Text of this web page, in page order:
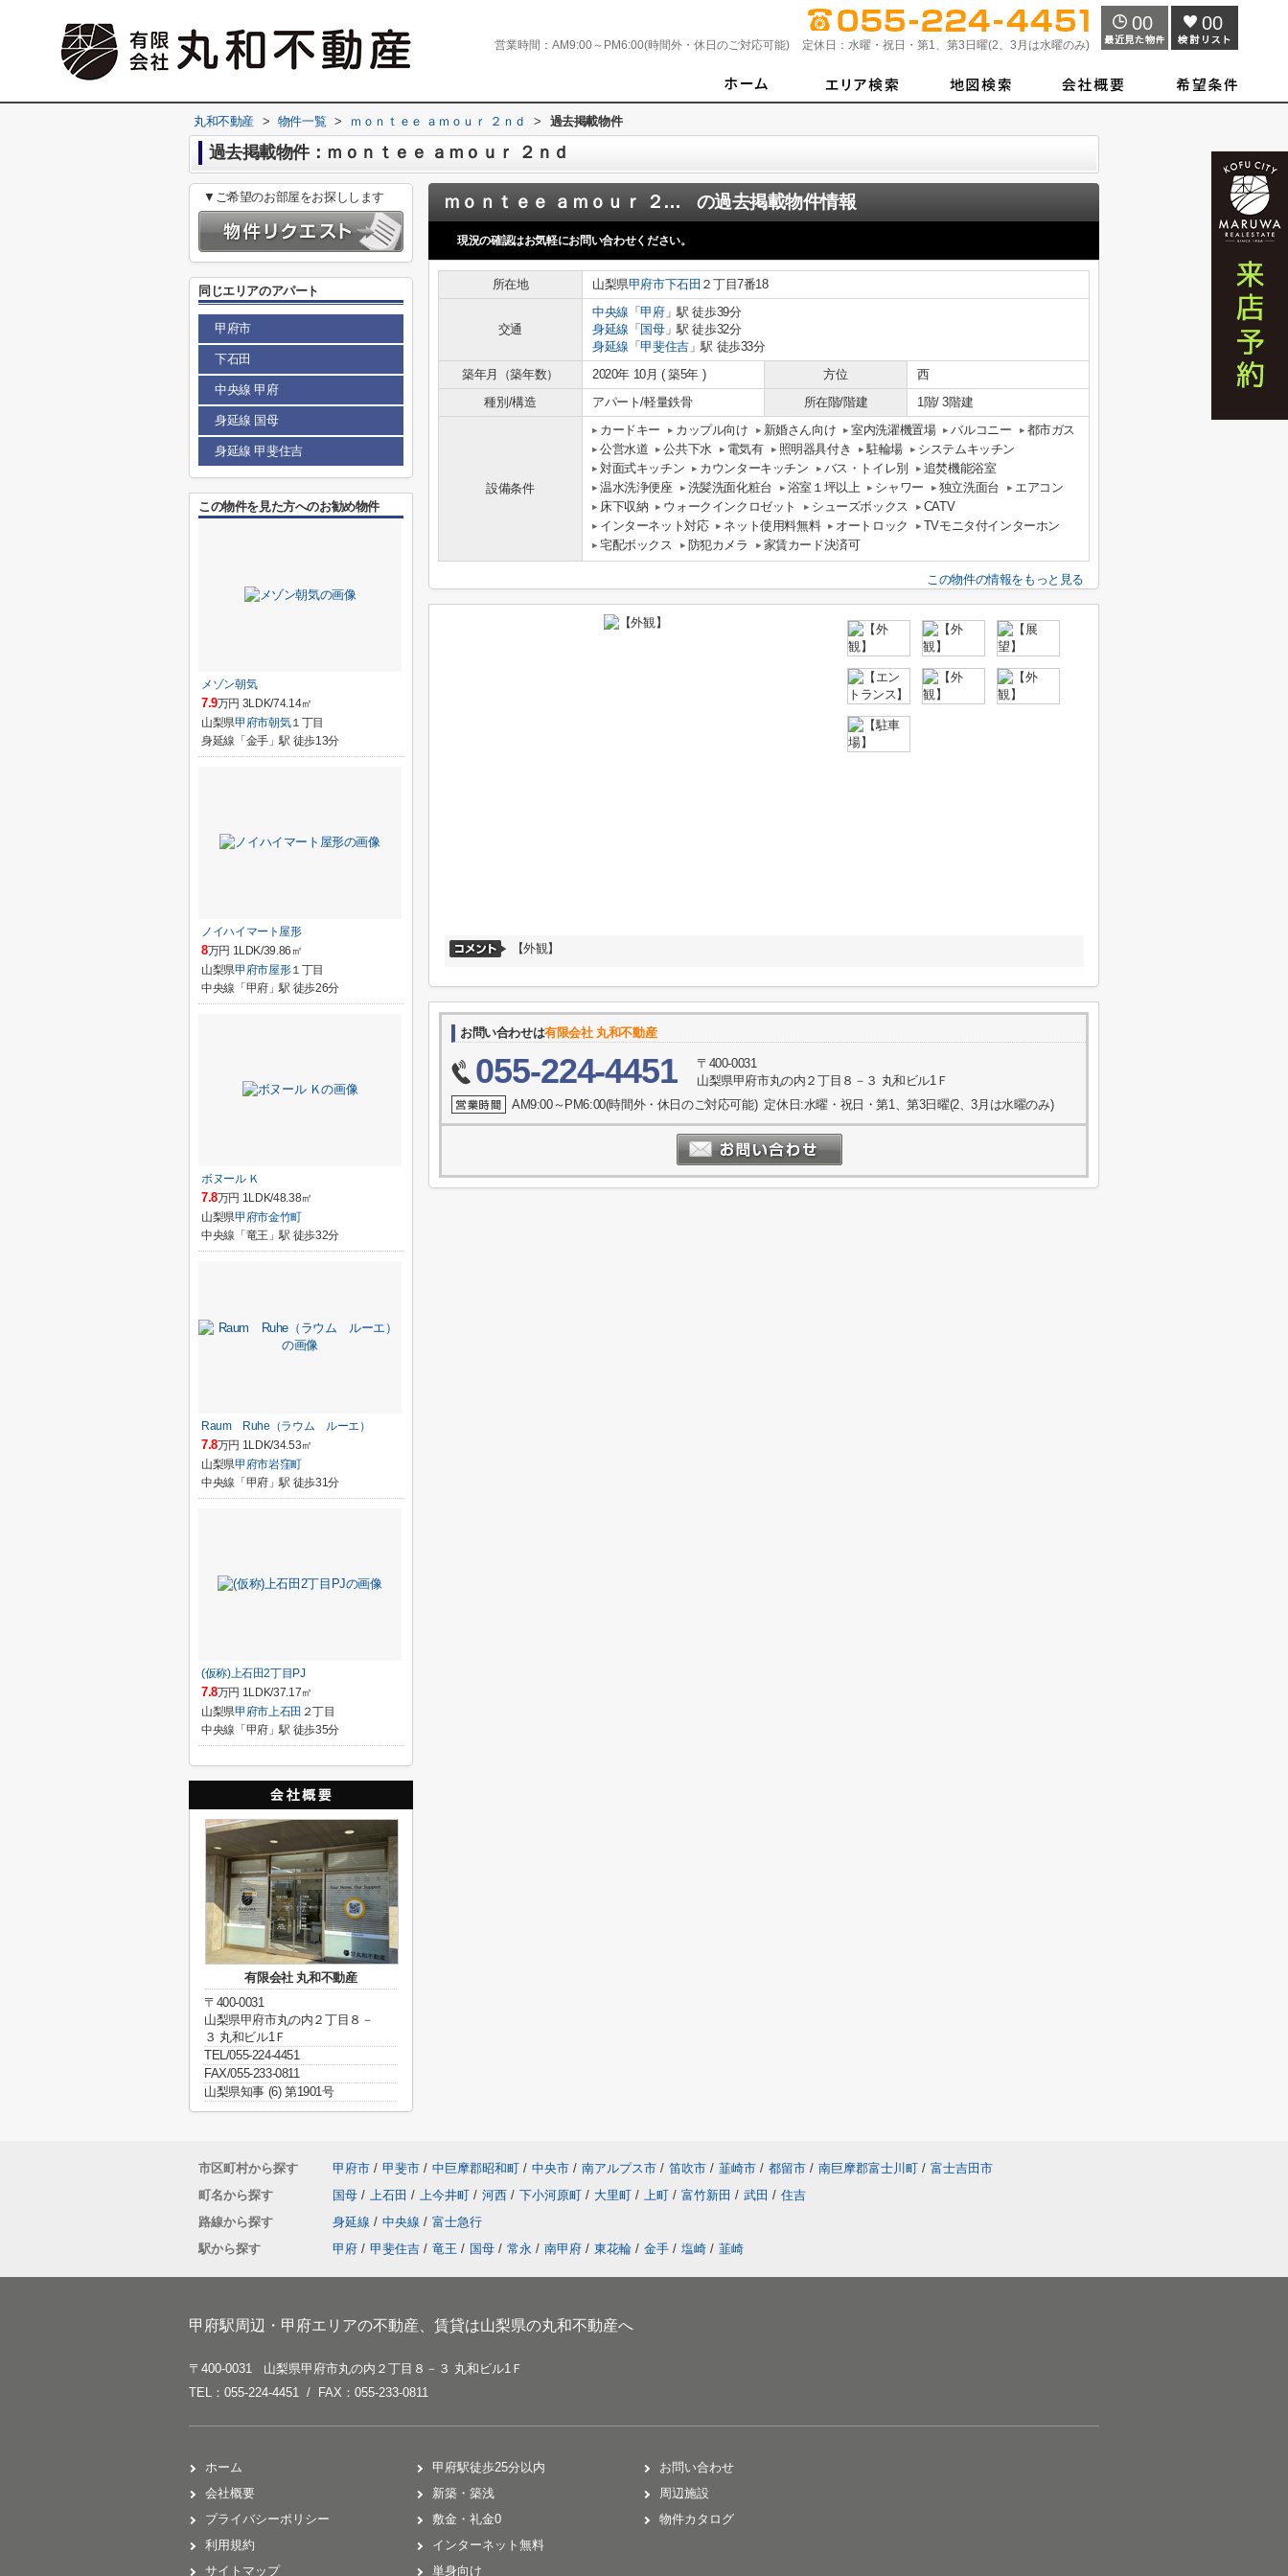
営業時間： AM9:00～PM6:00(時間外・休日のご対応可能) 定休日： 水曜・祝日・第1、第3日曜(2、3月は水曜のみ)
00 00
丸和不動産 > 物件一覧 > ｍｏｎｔｅｅ ａｍｏｕｒ ２ｎｄ > 過去掲載物件
過去掲載物件：ｍｏｎｔｅｅ ａｍｏｕｒ ２ｎｄ
ｍｏｎｔｅｅ ａｍｏｕｒ ２ｎｄ の過去掲載物件情報
現況の確認はお気軽にお問い合わせください。
所在地 山梨県甲府市下石田 ２丁目7番18
交通
中央線 「甲府」駅 徒歩39分
身延線 「 国母」駅 徒歩32分
身延線 「甲斐住吉」駅 徒歩33分
築年月（築年数）
2020年 10月 ( 築5年 ) 方位
西
種別/構造
アパート/軽量鉄骨 所在階/階建 1階/ 3階建
設備条件
カードキー カップル向け 新婚さん向け 室内洗濯機置場 バルコニー
都市ガス
公営水道
公共下水 電気有 照明器具付き 駐輪場
システムキッチン
対面式キッチン
カウンターキッチン バス・トイレ別
追焚機能浴室
温水洗浄便座
洗髪洗面化粧台 浴室１坪以上 シャワー 独立洗面台
エアコン
床下収納
ウォークインクロゼット シューズボックス
CATV
インターネット対応
ネット使用料無料 オートロック
TVモニタ付インターホン
宅配ボックス
防犯カメラ 家賃カード決済可
この物件の情報をもっと見る
【外観】
お問い合わせは有限会社 丸和不動産
055-224-4451
〒400-0031
山梨県甲府市丸の内２丁目８－３ 丸和ビル1Ｆ
AM9:00～PM6:00(時間外・休日のご対応可能) 定休日:水曜・祝日・第1、第3日曜(2、3月は水曜のみ)
▼ご希望のお部屋をお探しします
同じエリアのアパート
甲府市
下石田
中央線 甲府
身延線 国母
身延線 甲斐住吉
この物件を見た方へのお勧め物件
メゾン朝気
7.9万円 3LDK/74.14㎡
山梨県甲府市朝気１丁目
身延線「金手」駅 徒歩13分
ノイハイマート屋形
8万円 1LDK/39.86㎡
山梨県甲府市屋形１丁目
中央線「甲府」駅 徒歩26分
ボヌール Ｋ
7.8万円 1LDK/48.38㎡
山梨県甲府市金竹町
中央線「竜王」駅 徒歩32分
Raum Ruhe（ラウム ルーエ）
7.8万円 1LDK/34.53㎡
山梨県甲府市岩窪町
中央線「甲府」駅 徒歩31分
(仮称)上石田2丁目PJ
7.8万円 1LDK/37.17㎡
山梨県甲府市上石田 ２丁目
中央線「甲府」駅 徒歩35分
有限会社 丸和不動産
〒400-0031
山梨県甲府市丸の内２丁目８－
３ 丸和ビル1Ｆ
TEL/055-224-4451
FAX/055-233-0811
山梨県知事 (6) 第1901号
市区町村から探す 甲府市 / 甲斐市 / 中巨摩郡昭和町 / 中央市 / 南アルプス市 / 笛吹市 / 韮崎市 / 都留市 / 南巨摩郡富士川町 / 富士吉田市
町名から探す
国母 / 上石田 / 上今井町 / 河西 / 下小河原町 / 大里町 / 上町 / 富竹新田 / 武田 / 住吉
路線から探す
身延線 / 中央線 / 富士急行
駅から探す
甲府 / 甲斐住吉 / 竜王 / 国母 / 常永 / 南甲府 / 東花輪 / 金手 / 塩崎 / 韮崎
甲府駅周辺・甲府エリアの不動産、賃貸は山梨県の丸和不動産へ
〒400-0031 山梨県甲府市丸の内２丁目８－３ 丸和ビル1Ｆ
TEL：055-224-4451 / FAX：055-233-0811
ホーム
会社概要
プライバシーポリシー
利用規約
サイトマップ
甲府駅徒歩25分以内
新築・築浅
敷金・礼金0
インターネット無料
単身向け
お問い合わせ
周辺施設
物件カタログ